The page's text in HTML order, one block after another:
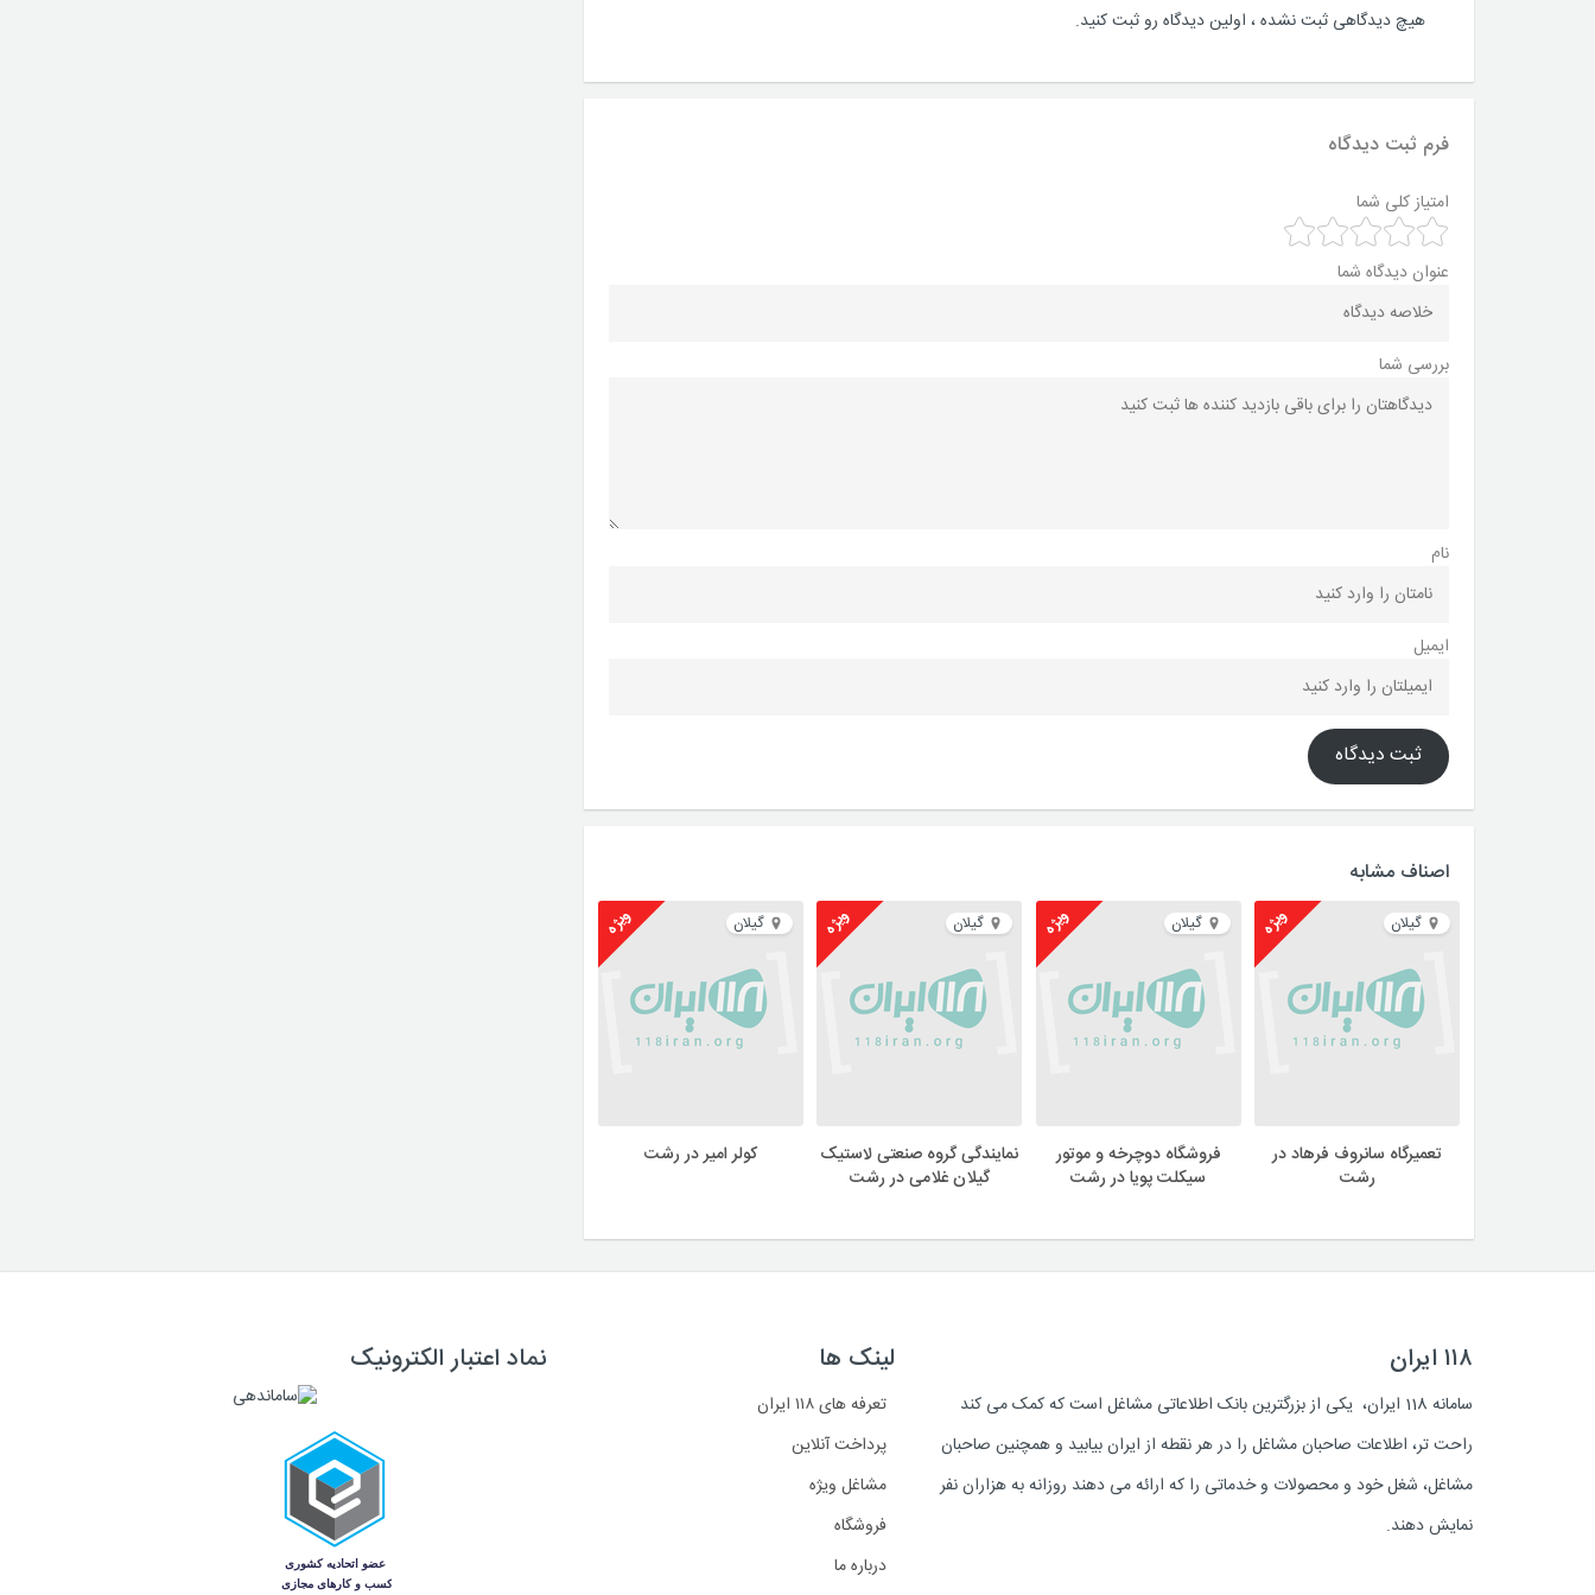
هیچ دیدگاهی ثبت نشده ، اولین دیدگاه رو ثبت کنید.
فرم ثبت دیدگاه
امتیاز کلی شما
عنوان دیدگاه شما
بررسی شما
نام
ایمیل
ثبت دیدگاه
اصناف مشابه
گیلان ویژه
تعمیرگاه سانروف فرهاد در
رشت
گیلان ویژه
فروشگاه دوچرخه و موتور
سیکلت پویا در رشت
گیلان ویژه
نمایندگی گروه صنعتی لاستیک
گیلان غلامی در رشت
گیلان ویژه
کولر امیر در رشت
۱۱۸ ایران
سامانه 118 ایران، یکی از بزرگترین بانک اطلاعاتی مشاغل است که کمک می کند
راحت تر، اطلاعات صاحبان مشاغل را در هر نقطه از ایران بیابید و همچنین صاحبان
مشاغل، شغل خود و محصولات و خدماتی را که ارائه می دهند روزانه به هزاران نفر
نمایش دهند.
لینک ها
تعرفه های ۱۱۸ ایران
پرداخت آنلاین
مشاغل ویژه
فروشگاه
درباره ما
نماد اعتبار الکترونیک